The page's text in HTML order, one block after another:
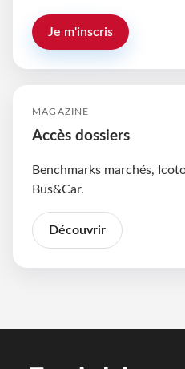
Je m'inscris
MAGAZINE
Accès dossiers
Benchmarks marchés,
Bus&Car.
Découvrir